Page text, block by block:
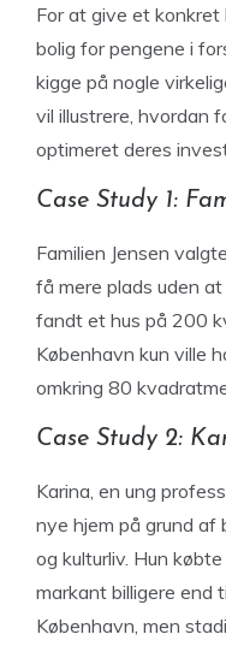
For at give et
bolig for pengene i
kigge på nogle
vil illustrere, hvordan
optimeret deres
Case Study 1:
Familien Jensen
få mere plads uden
fandt et hus på 200
København kun ville
omkring 80
Case Study 2:
Karina, en ung
nye hjem på grund af
og kulturliv. Hun
markant billigere end
København, men